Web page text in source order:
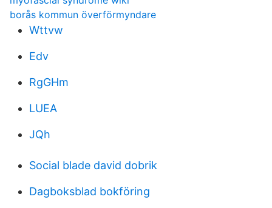
borås kommun överförmyndare
Wttvw
Edv
RgGHm
LUEA
JQh
Social blade david dobrik
Dagboksblad bokföring